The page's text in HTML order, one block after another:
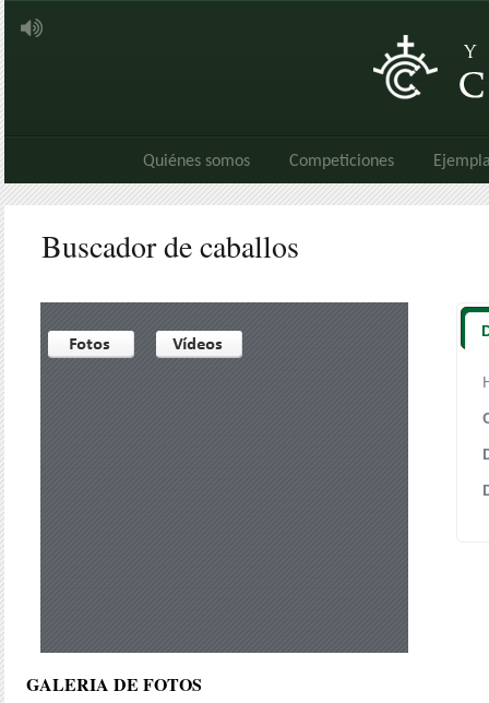
Quiénes somos Competiciones
Buscador de caballos
GALERIA DE FOTOS